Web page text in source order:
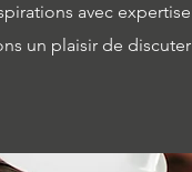
avec expertise
un plaisir de discuter